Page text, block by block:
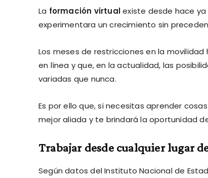
La formación virtualexiste desde hace
experimentara un crecimiento sin
Los meses de restricciones en la
en línea y que, en la actualidad, las
variadas que nunca.
Es por ello que, si necesitas aprender
mejor aliada y te brindará la oportunidad
Trabajar desde cualquier lugar
Según datos del Instituto Nacional de